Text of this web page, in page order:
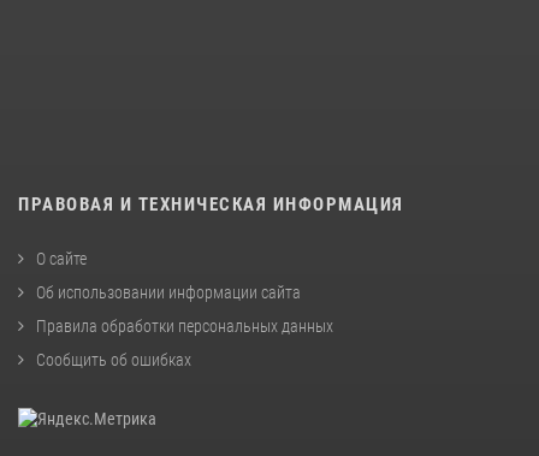
ПРАВОВАЯ И ТЕХНИЧЕСКАЯ ИНФОРМАЦИЯ
О сайте
Об использовании информации сайта
Правила обработки персональных данных
Сообщить об ошибках